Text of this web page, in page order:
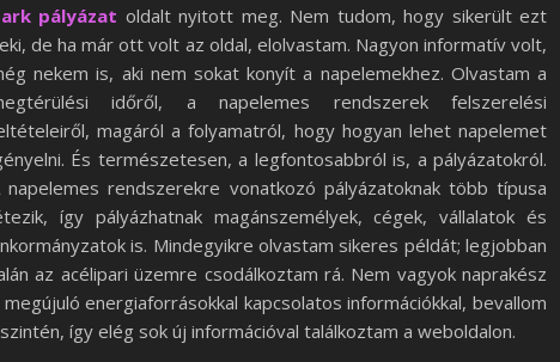
pályázat oldalt nyitott meg. Nem tudom, hogy sikerült ezt
de ha már ott volt az oldal, elolvastam. Nagyon informatív volt,
nekem is, aki nem sokat konyít a napelemekhez. Olvastam a
időről, a napelemes rendszerek felszerelési
magáról a folyamatról, hogy hogyan lehet napelemet
És természetesen, a legfontosabbról is, a pályázatokról.
napelemes rendszerekre vonatkozó pályázatoknak több típusa
így pályázhatnak magánszemélyek, cégek, vállalatok és
is. Mindegyikre olvastam sikeres példát; legjobban
az acélipari üzemre csodálkoztam rá. Nem vagyok naprakész
megújuló energiaforrásokkal kapcsolatos információkkal, bevallom
így elég sok új információval találkoztam a weboldalon.